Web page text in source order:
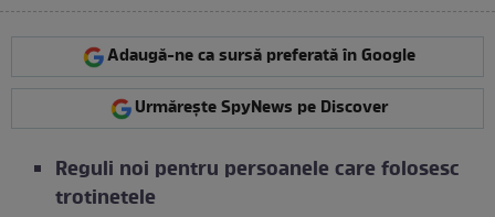
Adaugă-ne ca sursă preferată în Google
Urmărește SpyNews pe Discover
Reguli noi pentru persoanele care folosesc
trotinetele